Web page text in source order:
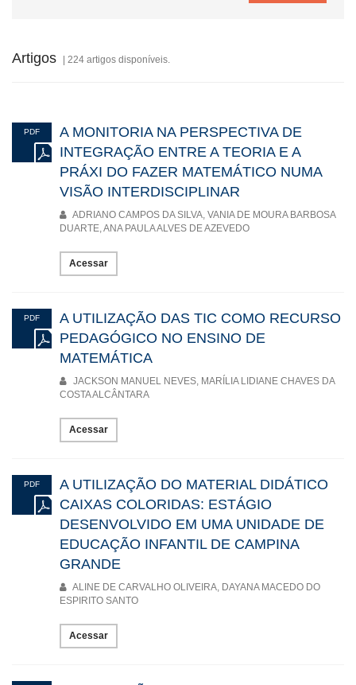
Artigos | 224 artigos disponíveis.
PDF
A MONITORIA NA PERSPECTIVA DE
INTEGRAÇÃO ENTRE A TEORIA E A
PRÁXI DO FAZER MATEMÁTICO NUMA
VISÃO INTERDISCIPLINAR
ADRIANO CAMPOS DA SILVA, VANIA DE MOURA BARBOSA
DUARTE, ANA PAULA ALVES DE AZEVEDO
Acessar
PDF
A UTILIZAÇÃO DAS TIC COMO RECURSO
PEDAGÓGICO NO ENSINO DE
MATEMÁTICA
JACKSON MANUEL NEVES, MARÍLIA LIDIANE CHAVES DA
COSTA ALCÂNTARA
Acessar
PDF
A UTILIZAÇÃO DO MATERIAL DIDÁTICO
CAIXAS COLORIDAS: ESTÁGIO
DESENVOLVIDO EM UMA UNIDADE DE
EDUCAÇÃO INFANTIL DE CAMPINA
GRANDE
ALINE DE CARVALHO OLIVEIRA, DAYANA MACEDO DO
ESPIRITO SANTO
Acessar